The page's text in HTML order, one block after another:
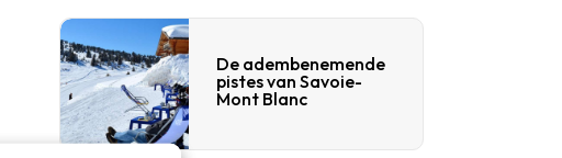
De adembenemende
pistes van Savoie-
Mont Blanc